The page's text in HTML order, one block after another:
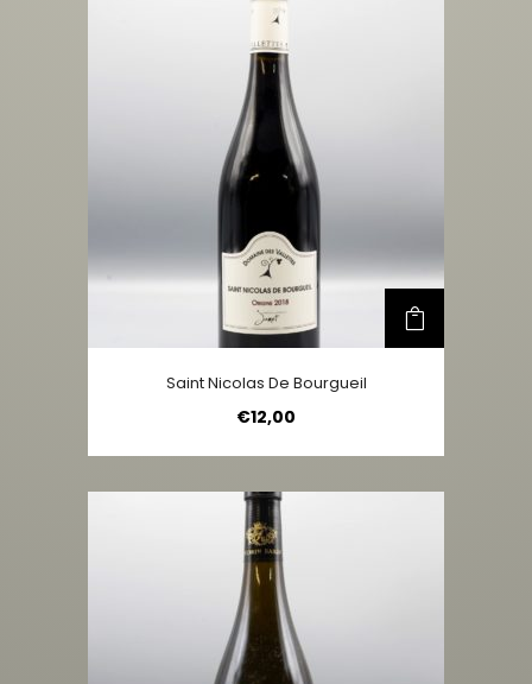
Saint Nicolas De Bourgueil
€12,00